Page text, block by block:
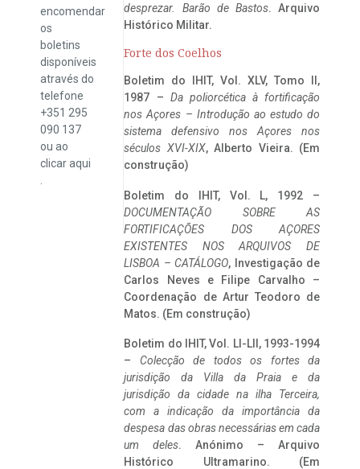
encomendar
os
boletins
disponíveis
através do
telefone
+351 295
090 137
ou ao
clicaraqui
desprezar. Barão de Bastos. Arquivo
Histórico Militar.
Forte dos Coelhos
Boletim do IHIT, Vol. XLV, Tomo II,
1987 – Da poliorcética à fortificação
nos Açores – Introdução ao estudo do
sistema defensivo nos Açores nos
séculos XVI-XIX, Alberto Vieira. (Em
construção)
Boletim do IHIT, Vol. L, 1992 –
DOCUMENTAÇÃO SOBRE AS
FORTIFICAÇÕES DOS AÇORES
EXISTENTES NOS ARQUIVOS DE
LISBOA – CATÁLOGO, Investigação de
Carlos Neves e Filipe Carvalho –
Coordenação de Artur Teodoro de
Matos. (Em construção)
Boletim do IHIT, Vol. LI-LII, 1993-1994
– Colecção de todos os fortes da
jurisdição da Villa da Praia e da
jurisdição da cidade na ilha Terceira,
com a indicação da importância da
despesa das obras necessárias em cada
um deles. Anónimo – Arquivo
Histórico Ultramarino. (Em